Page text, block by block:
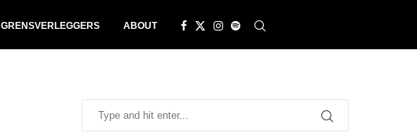
GRENSVERLEGGERS ABOUT